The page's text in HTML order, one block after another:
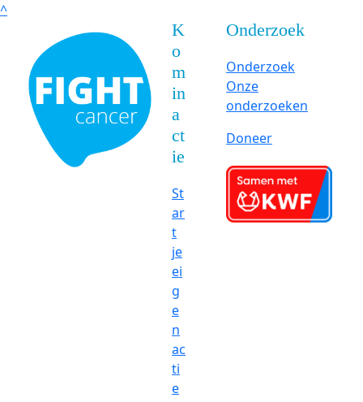
^
K
o
m
in
a
ct
ie
St
ar
t
je
ei
g
e
n
ac
ti
e
Onderzoek
Onderzoek
Onze
onderzoeken
Doneer